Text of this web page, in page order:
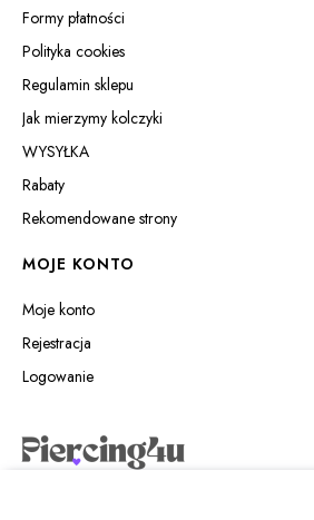
Formy płatności
Polityka cookies
Regulamin sklepu
Jak mierzymy kolczyki
WYSYŁKA
Rabaty
Rekomendowane strony
MOJE KONTO
Moje konto
Rejestracja
Logowanie